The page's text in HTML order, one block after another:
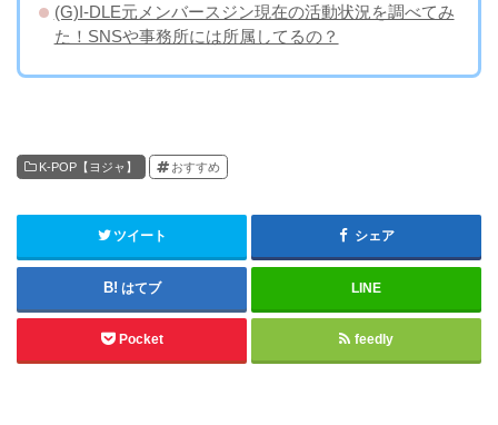
(G)I-DLE元メンバースジン現在の活動状況を調べてみ
た！SNSや事務所には所属してるの？
K-POP【ヨジャ】 おすすめ
ツイート シェア
はてブ LINE
Pocket feedly